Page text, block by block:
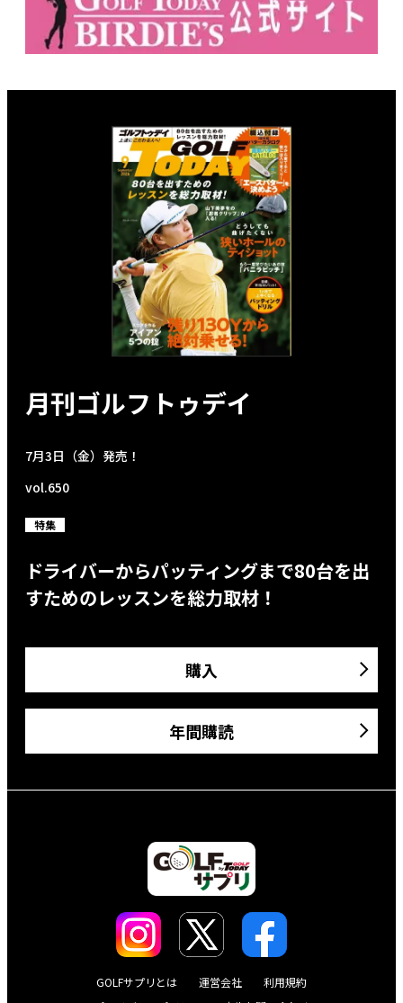
月刊ゴルフトゥデイ
7月3日（金）発売！
vol.650
特集
ドライバーからパッティングまで80台を出
すためのレッスンを総力取材！
購入
年間購読
GOLFサプリとは 運営会社
利用規約